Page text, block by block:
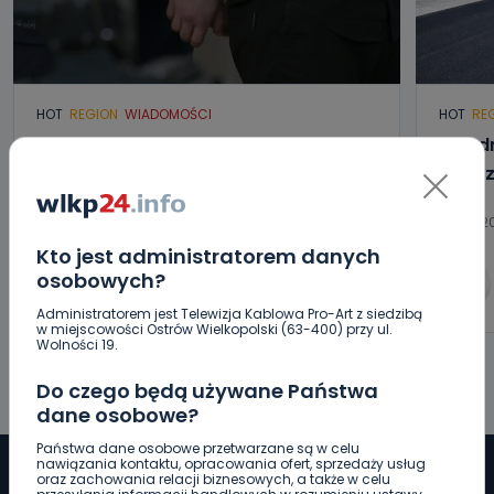
Kto jest administratorem danych
osobowych?
Administratorem jest Telewizja Kablowa Pro-Art z siedzibą
w miejscowości Ostrów Wielkopolski (63-400) przy ul.
Wolności 19.
Do czego będą używane Państwa
dane osobowe?
Państwa dane osobowe przetwarzane są w celu
nawiązania kontaktu, opracowania ofert, sprzedaży usług
oraz zachowania relacji biznesowych, a także w celu
HOT REGION WIADOMOŚCI
Z Krotoszyna do Wrocławia. Krótka
06.08.2026 13:33
Arleta Zeidler
HOT